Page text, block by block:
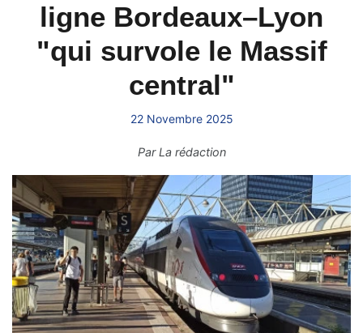
ligne Bordeaux–Lyon
"qui survole le Massif
central"
22 Novembre 2025
ParLa rédaction